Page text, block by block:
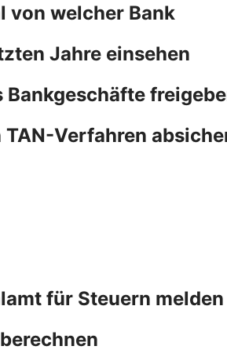
von welcher Bank
Jahre einsehen
Bankgeschäfte
Verfahren
für Steuern melden